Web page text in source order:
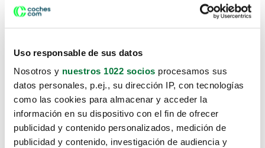
Uso responsable de sus datos
Nosotros y nuestros 1022 socios procesamos sus
datos personales, p.ej., su dirección IP, con tecnologías
como las cookies para almacenar y acceder la
información en su dispositivo con el fin de ofrecer
publicidad y contenido personalizados, medición de
publicidad y contenido, investigación de audiencia y
Lo sentimos, no sabemos como
te hemos traido hasta aquí.